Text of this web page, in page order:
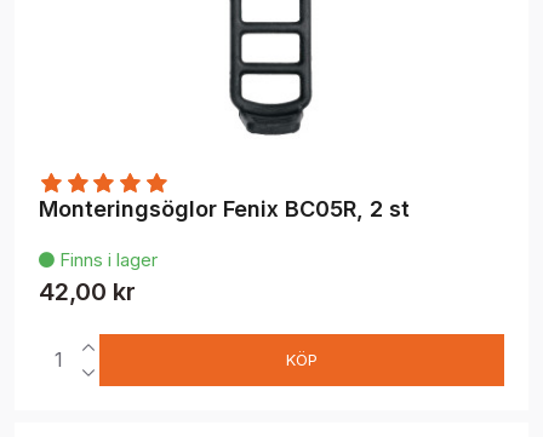
 Finns i lager
Monteringsöglor Fenix BC05R, 2 st
42,00 kr
KÖP